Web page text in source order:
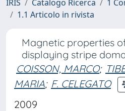
IRIS
Catalogo Ricerca
1
1.1 Articolo in rivista
Magnetic properties
displaying stripe
COISSON, MARCO;
MARIA; F. CELEGATO
2009